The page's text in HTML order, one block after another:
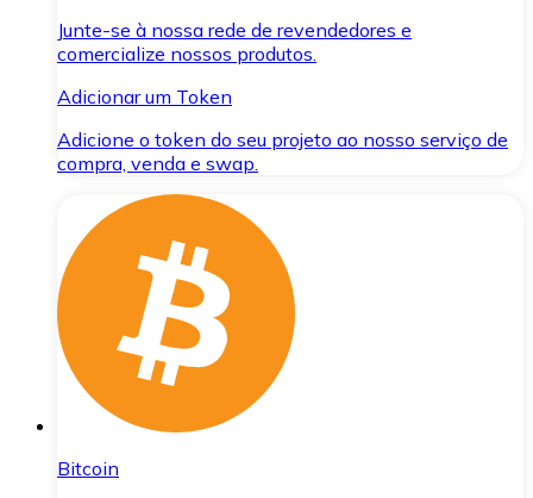
Junte-se à nossa rede de revendedores e
comercialize nossos produtos.
Adicionar um Token
Adicione o token do seu projeto ao nosso serviço de
compra, venda e swap.
Bitcoin